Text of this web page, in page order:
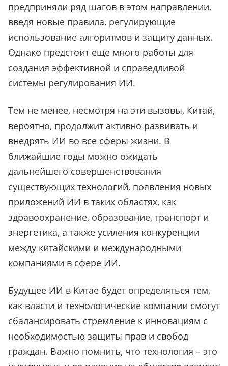
предприняли ряд шагов в этом направлении,
введя новые правила, регулирующие
использование алгоритмов и защиту данных.
Однако предстоит еще много работы для
создания эффективной и справедливой
системы регулирования ИИ.
Тем не менее, несмотря на эти вызовы, Китай,
вероятно, продолжит активно развивать и
внедрять ИИ во все сферы жизни. В
ближайшие годы можно ожидать
дальнейшего совершенствования
существующих технологий, появления новых
приложений ИИ в таких областях, как
здравоохранение, образование, транспорт и
энергетика, а также усиления конкуренции
между китайскими и международными
компаниями в сфере ИИ.
Будущее ИИ в Китае будет определяться тем,
как власти и технологические компании смогут
сбалансировать стремление к инновациям с
необходимостью защиты прав и свобод
граждан. Важно помнить, что технология – это